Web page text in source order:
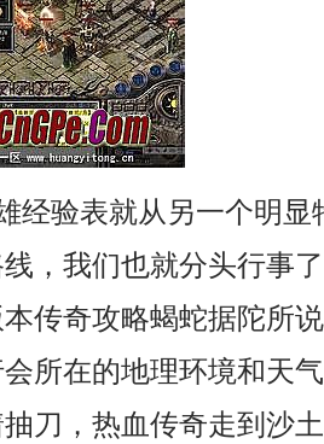
经验表就从另一个明显
线，我们也就分头行事
传奇攻略蝎蛇据陀所
所在的地理环境和天
刀，热血传奇走到沙